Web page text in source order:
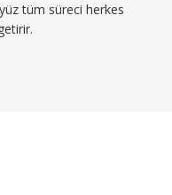
tüm süreci herkes